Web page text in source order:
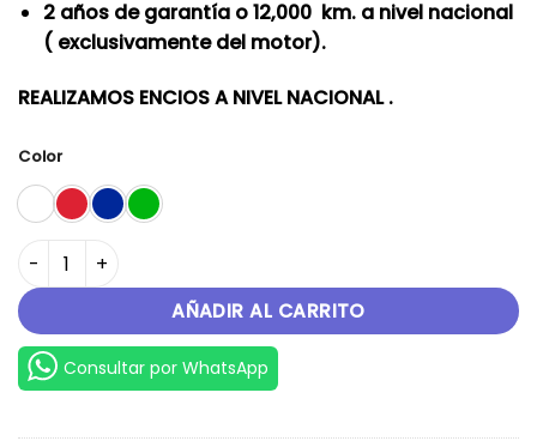
2 años de garantía o 12,000 km. a nivel nacional
( exclusivamente del motor).
REALIZAMOS ENCIOS A NIVEL NACIONAL .
Color
RAZER 200 cantidad
AÑADIR AL CARRITO
Consultar por WhatsApp